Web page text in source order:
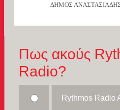
ΔΗΜΟΣ
Πως ακούς
Radio?
Rythmos Radio